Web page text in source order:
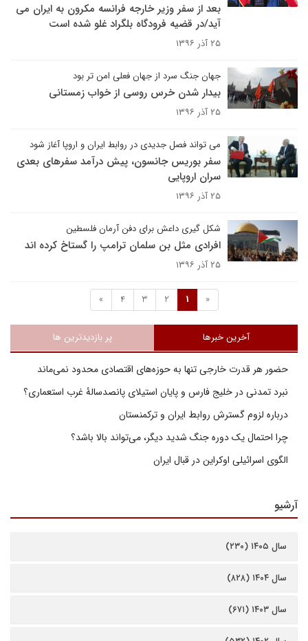
بعد از سفر وزیر خارجه فرانسه مکرون به ایران می
آید/در قضیه فرودگاه بلگراد غلو شده است
۲۵ آذر ۱۳۹۶
جهان جنگ سرد از جهان فعلی امن تر بود
بیدار شدن خرس روسی از خواب زمستانی
۲۵ آذر ۱۳۹۶
می تواند فصل جدیدی در روابط ایران و اروپا آغاز شود
سفر بوریس جانسون، پیش درآمد سفرهای بعدی
سران اروپایی
۲۵ آذر ۱۳۹۶
شکل گیری داعش برای دفن آرمان فلسطین
افرادی مثل بن سلمان ترامپ را گستاخ کرده اند
۲۵ آذر ۱۳۹۶
«
1
2
3
4
»
آخرین خبرها پر بازدیدترین ها
حضور هر قدرت خارجی تنها به حوزه‌های اقتصادی محدود نمی‌ماند
نبرد تمدنی در خلیج فارس و پایان استیلای پانصدسالۀ غرب استعماری؟
درباره لزوم گسترش روابط ایران و ترکمنستان
چرا احتمال یک دوره جنگ شدید دیگر، می‌تواند بالا باشد؟
الگوی اسرائیلی اوکراین در قبال ایران
آرشیو
سال ۱۴۰۵ (۲۳۰)
سال ۱۴۰۴ (۸۲۸)
سال ۱۴۰۳ (۶۷۱)